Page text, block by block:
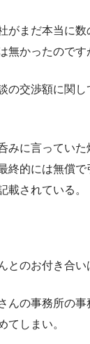
がまだ本当に
無かったのです
の交渉額に関
みに言ってい
終的には無償
載されている。
とのお付き合い
んの事務所の
てしまい。